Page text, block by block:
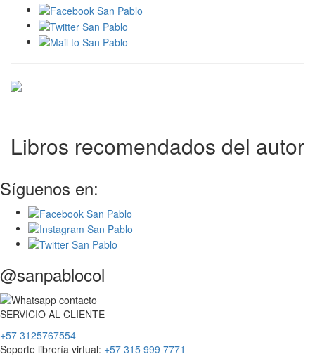
Libros recomendados del autor
Síguenos en:
@sanpablocol
SERVICIO AL CLIENTE
+57 3125767554
Soporte librería virtual: +57 315 999 7771